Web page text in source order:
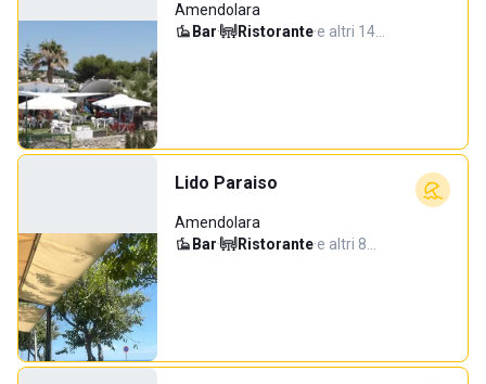
Amendolara
Bar· Ristorante·e altri 14…
Lido Paraiso
Amendolara
Bar· Ristorante·e altri 8…